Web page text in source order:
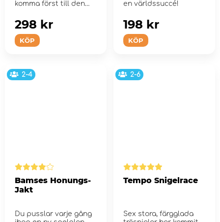
komma först till den
KÖP
298 kr
en världssuccé!
KÖP
198 kr
2-4
Bamses Honungs-
Jakt
Du pusslar varje gång
2-6
Tempo Snigelrace
Sex stora, färgglada